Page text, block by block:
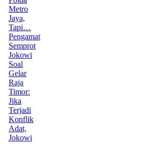
Metro
Jaya,
Tapi…
Pengamat
Semprot
Jokowi
Soal
Gelar
Raja
Timor:
Jika
Terjadi
Konflik
Adat,
Jokowi